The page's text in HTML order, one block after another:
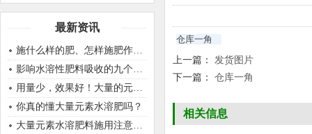
最新资讯
施什么样的肥、怎样施肥作物才能生长的好呢？
影响水溶性肥料吸收的九个因素
用量少，效果好！大量的元素肥，原来使用是正确的！
你真的懂大量元素水溶肥吗？
大量元素水溶肥料施用注意事项
仓库一角
上一篇： 发货图片
下一篇： 仓库一角
相关信息